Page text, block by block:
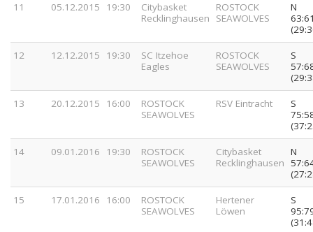
11 05.12.2015 19:30
Citybasket
Recklinghausen
ROSTOCK
SEAWOLVES
N
12 12.12.2015 19:30
SC Itzehoe
Eagles
ROSTOCK
SEAWOLVES
S
13 20.12.2015 16:00
ROSTOCK
SEAWOLVES
RSV Eintracht
S
14 09.01.2016 19:30
ROSTOCK
SEAWOLVES
Citybasket
Recklinghausen
N
15 17.01.2016 16:00
ROSTOCK
SEAWOLVES
Hertener
Löwen
S